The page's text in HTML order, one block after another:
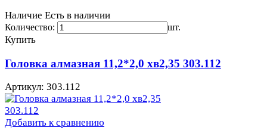
Наличие Есть в наличии
Количество: шт.
Купить
Головка алмазная 11,2*2,0 хв2,35 303.112
Артикул: 303.112
Добавить к сравнению